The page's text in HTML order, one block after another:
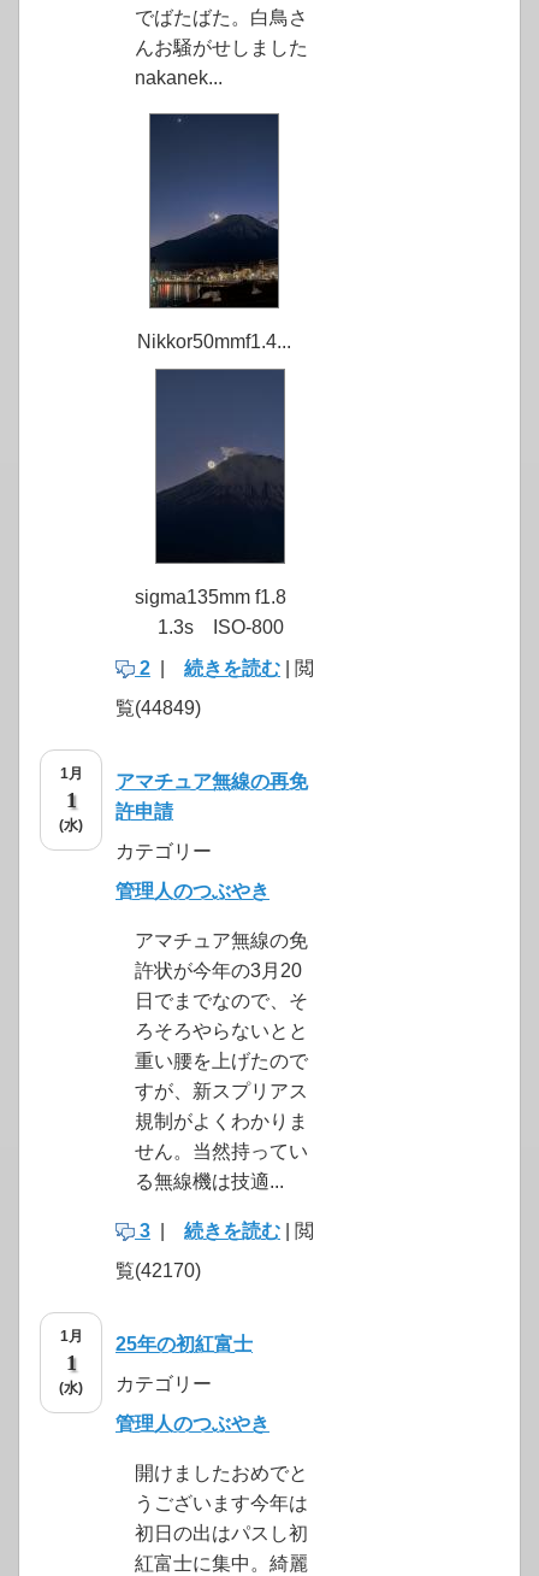
でばたばた。白鳥さ
んお騒がせしました
nakanek...
Nikkor50mmf1.4...
sigma135mm f1.8
1.3s ISO-800
2
続きを読む | 閲
覧(44849)
1月
1
(水)
アマチュア無線の再免
許申請
カテゴリー
管理人のつぶやき
アマチュア無線の免
許状が今年の3月20
日でまでなので、そ
ろそろやらないとと
重い腰を上げたので
すが、新スプリアス
規制がよくわかりま
せん。当然持ってい
る無線機は技適...
3 続きを読む | 閲
覧(42170)
1月
1
(水)
25年の初紅富士
カテゴリー
管理人のつぶやき
開けましたおめでと
うございます今年は
初日の出はパスし初
紅富士に集中。綺麗